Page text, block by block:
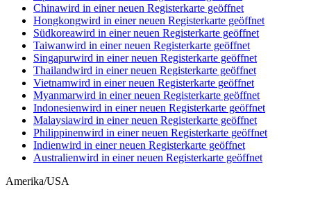
Chinawird in einer neuen Registerkarte geöffnet
Hongkongwird in einer neuen Registerkarte geöffnet
Südkoreawird in einer neuen Registerkarte geöffnet
Taiwanwird in einer neuen Registerkarte geöffnet
Singapurwird in einer neuen Registerkarte geöffnet
Thailandwird in einer neuen Registerkarte geöffnet
Vietnamwird in einer neuen Registerkarte geöffnet
Myanmarwird in einer neuen Registerkarte geöffnet
Indonesienwird in einer neuen Registerkarte geöffnet
Malaysiawird in einer neuen Registerkarte geöffnet
Philippinenwird in einer neuen Registerkarte geöffnet
Indienwird in einer neuen Registerkarte geöffnet
Australienwird in einer neuen Registerkarte geöffnet
Amerika/USA